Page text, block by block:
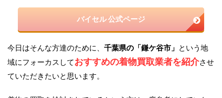
バイセル 公式ページ
今日はそんな方達のために、 千葉県の「鎌ケ谷市」 という地
域にフォーカスしておすすめの着物買取業者を紹介させ
ていただきたいと思います。